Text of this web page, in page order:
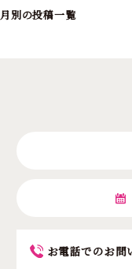
月別の投稿一覧
お電話でのお問